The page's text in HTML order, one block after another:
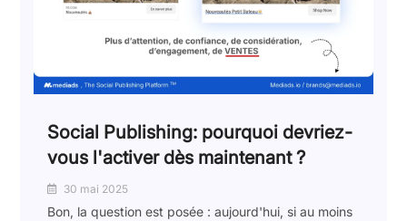
Social Publishing: pourquoi devriez-
vous l'activer dès maintenant ?
30 mai 2025
Bon, la question est posée : aujourd'hui, si au moins